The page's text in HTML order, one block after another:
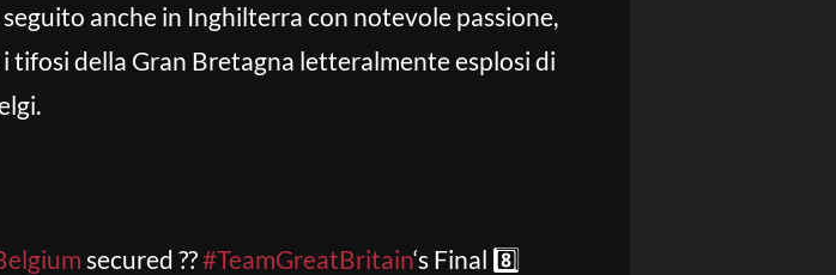
anche in Inghilterra con notevole passione,
tifosi della Gran Bretagna letteralmente esplosi di
secured ??#TeamGreatBritain‘s Final 8️⃣